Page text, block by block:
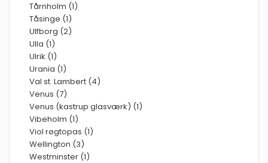
Tårnholm (1)
Tåsinge (1)
Ulfborg (2)
Ulla (1)
Ulrik (1)
Urania (1)
Val st. Lambert (4)
Venus (7)
Venus (kastrup glasværk) (1)
Vibeholm (1)
Viol røgtopas (1)
Wellington (3)
Westminster (1)